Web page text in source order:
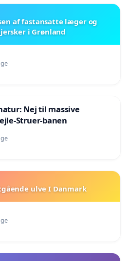
af fastansatte læger og
i Grønland
Nej til massive
Struer-banen
ulve I Danmark